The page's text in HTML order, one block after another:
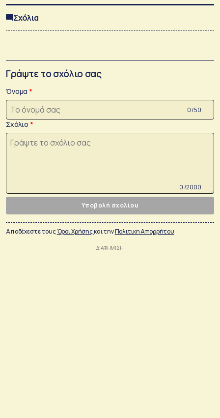
Σχόλια
Γράψτε το σχόλιο σας
Όνομα
0 /50
Σχόλιο
0 /2000
Υποβολή σχολίου
Αποδέχεστε τουςΌροι Χρήσηςκαι τηνΠολιτικη Απορρήτου